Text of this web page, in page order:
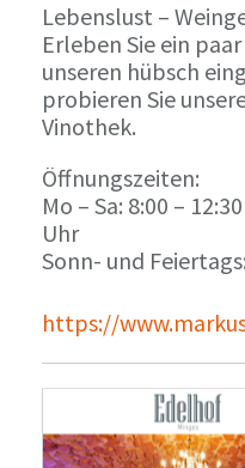
Lebenslust –
Erleben Sie ein
unseren hübsch
probieren Sie
Vinothek.
Öffnungszeiten:
Mo – Sa: 8:00 –
Uhr
Sonn- und
https://